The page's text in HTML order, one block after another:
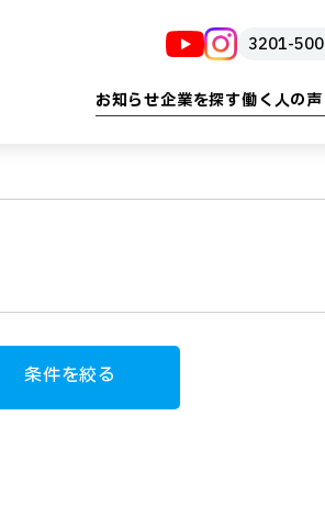
お知らせ企業を探す働く人の声
条件を絞る